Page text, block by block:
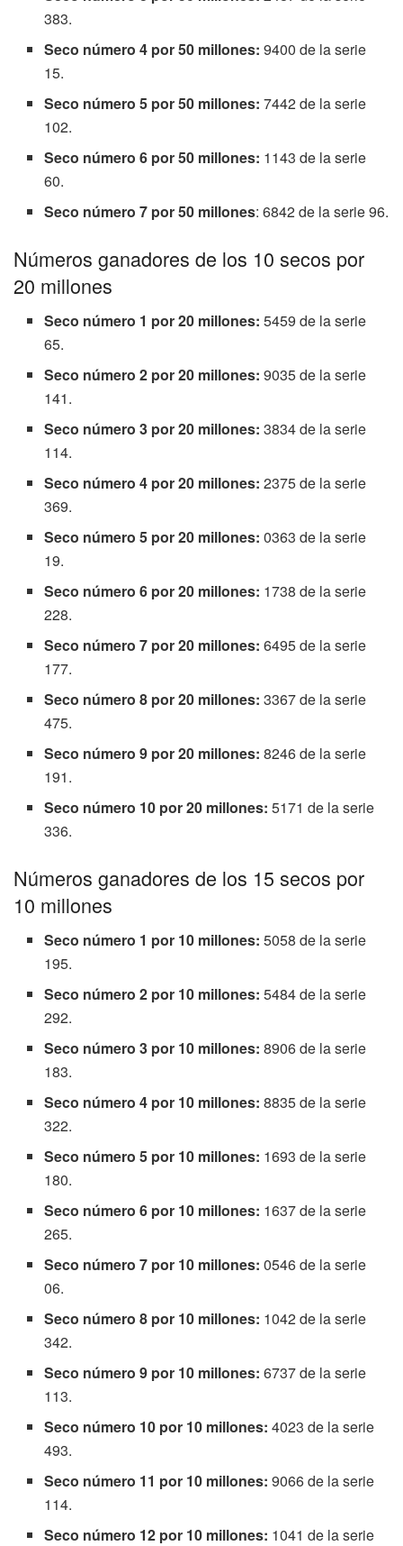
383.
Seco número 4 por 50 millones:9400 de la serie
15.
Seco número 5 por 50 millones:7442 de la serie
102.
Seco número 6 por 50 millones: 1143 de la serie
60.
Seco número 7 por 50 millones: 6842 de la serie 96.
Números ganadores de los 10 secos por
20 millones
Seco número 1 por 20 millones:5459 de la serie
65.
Seco número 2 por 20 millones:9035 de la serie
141.
Seco número 3 por 20 millones:3834 de la serie
114.
Seco número 4 por 20 millones:2375 de la serie
369.
Seco número 5 por 20 millones:0363 de la serie
19.
Seco número 6 por 20 millones: 1738 de la serie
228.
Seco número 7 por 20 millones:6495 de la serie
177.
Seco número 8 por 20 millones:3367 de la serie
475.
Seco número 9 por 20 millones:8246 de la serie
191.
Seco número 10 por 20 millones:5171 de la serie
336.
Números ganadores de los 15 secos por
10 millones
Seco número 1 por 10 millones:5058 de la serie
195.
Seco número 2 por 10 millones:5484 de la serie
292.
Seco número 3 por 10 millones:8906 de la serie
183.
Seco número 4 por 10 millones:8835 de la serie
322.
Seco número 5 por 10 millones: 1693 de la serie
180.
Seco número 6 por 10 millones: 1637 de la serie
265.
Seco número 7 por 10 millones:0546 de la serie
06.
Seco número 8 por 10 millones: 1042 de la serie
342.
Seco número 9 por 10 millones:6737 de la serie
113.
Seco número 10 por 10 millones:4023 de la serie
493.
Seco número 11 por 10 millones:9066 de la serie
114.
Seco número 12 por 10 millones: 1041 de la serie